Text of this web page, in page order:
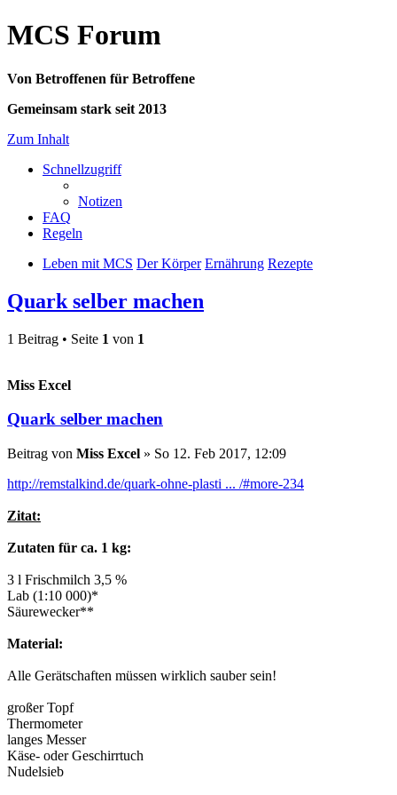
MCS Forum
Von Betroffenen für Betroffene
Gemeinsam stark seit 2013
Zum Inhalt
Schnellzugriff
Notizen
FAQ
Regeln
Leben mit MCS Der Körper Ernährung Rezepte
Quark selber machen
1 Beitrag • Seite 1 von 1
Miss Excel
Quark selber machen
Beitrag von Miss Excel » So 12. Feb 2017, 12:09
http://remstalkind.de/quark-ohne-plasti ... /#more-234
Zitat:
Zutaten für ca. 1 kg:
3 l Frischmilch 3,5 %
Lab (1:10 000)*
Säurewecker**
Material:
Alle Gerätschaften müssen wirklich sauber sein!
großer Topf
Thermometer
langes Messer
Käse- oder Geschirrtuch
Nudelsieb